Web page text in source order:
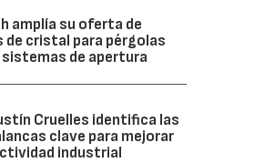
amplía su oferta de
de cristal para pérgolas
de apertura
Cruelles identifica las
clave para mejorar
industrial